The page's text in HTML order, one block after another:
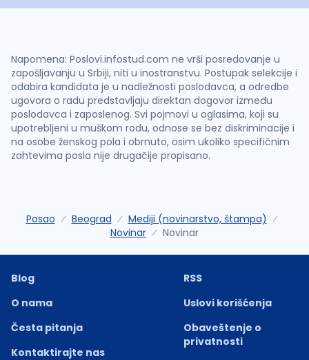
Napomena: Poslovi.infostud.com ne vrši posredovanje u
zapošljavanju u Srbiji, niti u inostranstvu. Postupak selekcije i
odabira kandidata je u nadležnosti poslodavca, a odredbe
ugovora o radu predstavljaju direktan dogovor između
poslodavca i zaposlenog. Svi pojmovi u oglasima, koji su
upotrebljeni u muškom rodu, odnose se bez diskriminacije i
na osobe ženskog pola i obrnuto, osim ukoliko specifičnim
zahtevima posla nije drugačije propisano.
Posao Beograd
Mediji (novinarstvo, štampa)
Novinar
Novinar
Blog
O nama
Česta pitanja
Kontaktirajte nas
RSS
Uslovi korišćenja
Obaveštenje o
privatnosti